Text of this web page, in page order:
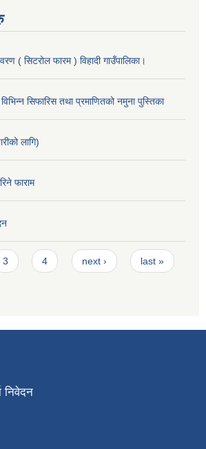
( सिटरोल फारम ) विहादी गाउँपालिका।
सिफारिस तथा प्रमाणितको नमुना पुस्तिका
लागि)
फाराम
3 4 next › last »
निवेदन